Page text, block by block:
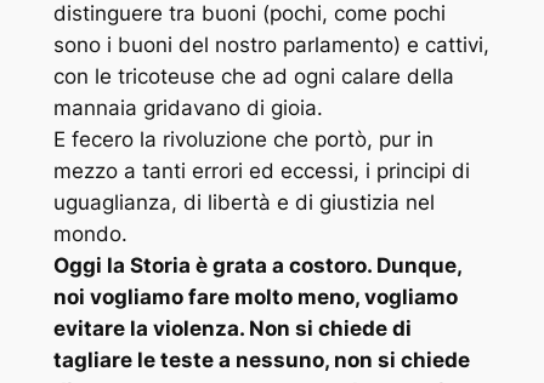
distinguere tra buoni (pochi, come pochi
sono i buoni del nostro parlamento) e cattivi,
con le tricoteuse che ad ogni calare della
mannaia gridavano di gioia.
E fecero la rivoluzione che portò, pur in
mezzo a tanti errori ed eccessi, i principi di
uguaglianza, di libertà e di giustizia nel
mondo.
Oggi la Storia è grata a costoro. Dunque,
noi vogliamo fare molto meno, vogliamo
evitare la violenza. Non si chiede di
tagliare le teste a nessuno, non si chiede